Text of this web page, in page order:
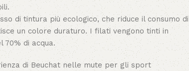
di tintura più ecologico, che riduce il consumo di
un colore duraturo. I filati vengono tinti in
70% di acqua.
di Beuchat nelle mute per gli sport